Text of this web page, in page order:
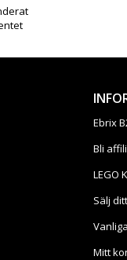
Ebrix
Bli
LEGO
Sälj
Mitt